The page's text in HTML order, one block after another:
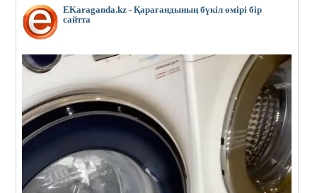
EKaraganda.kz - Қарағандының бүкіл өмірі бір
сайтта